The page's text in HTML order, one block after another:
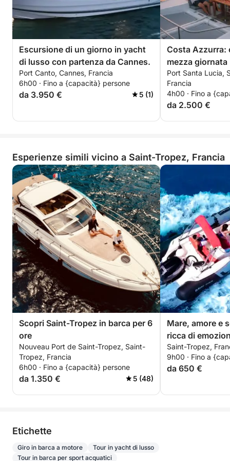
Impianto audio Bluetooth di alta qualità
Cabina confortevole
Bagno separato
Piattaforma da bagno a poppa
Tender dedicato agli sport acquatici
Perfetto per un noleggio di yacht senza stress nel
Mediterraneo con skipper.
🍾 Bevande e snack inclusi
Rosé di Provenza di alta qualità
Bibite analcoliche
Acqua minerale
Vassoio di snack
Servizio fornito da una hostess professionista per
un'esperienza di yachting di lusso a Saint-Tropez.
👩‍✈️ Equipaggio incluso
Skipper professionista
Hostess a bordo
Navigazione confortevole e servizio personalizzato
per tutta la giornata.
👥 Capacità
Fino a 12 passeggeri
Gita fuori porta con gli amici
Addii al nubilato/celibato
Escursione di un giorno in yacht
di lusso con partenza da Cannes.
Port Canto, Cannes, Francia
6h00 · Fino a {capacità} persone
da 3.950 € 5 (1)
Costa Azzurra:
mezza
lusso a Saint-
pasti e sport
Port Santa Lucia,
Francia
4h00 · Fino a
da 2.500 €
Esperienze simili vicino a Saint-Tropez, Francia
Scopri Saint-Tropez in barca per 6
ore
Nouveau Port de Saint-Tropez, Saint-
Tropez, Francia
6h00 · Fino a {capacità} persone
da 1.350 € 5 (48)
Mare, amore e
ricca di
motoscafo.
Saint-Tropez,
9h00 · Fino a
da 650 €
Etichette
Giro in barca a motore
Tour in yacht di lusso
Tour in barca per sport acquatici